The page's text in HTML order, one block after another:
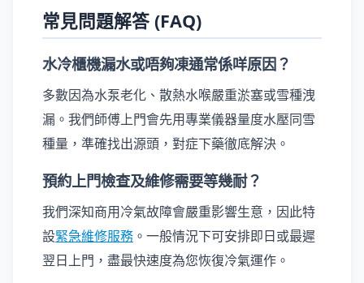
常見問題解答 (FAQ)
水冷櫃機漏水或唔夠凍通常係咩原因？
多數因為水泵老化、散熱水喉嚴重淤塞或雪種洩
漏。我們師傅上門會先用專業儀器量度水壓同雪
種量，準確找出源頭，對症下藥徹底解決。
預約上門檢查及維修需要等幾耐？
我們深知商用冷氣故障會嚴重影響生意，因此特
設緊急維修服務 。一般情況下可安排即日或最遲
翌日上門，盡最快速度為您恢復冷氣運作。